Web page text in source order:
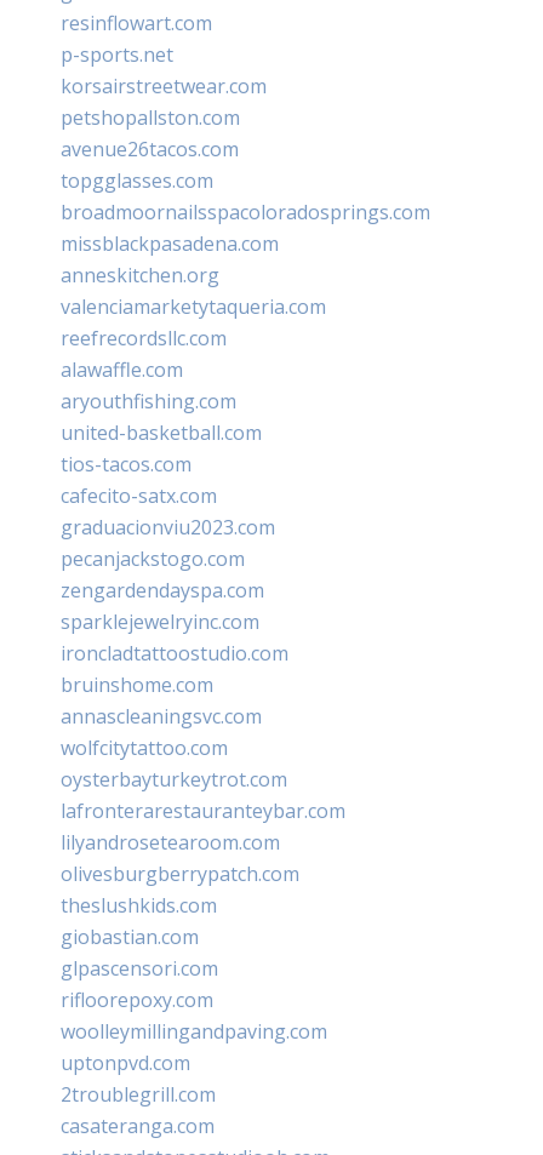
resinflowart.com
p-sports.net
korsairstreetwear.com
petshopallston.com
avenue26tacos.com
topgglasses.com
broadmoornailsspacoloradosprings.com
missblackpasadena.com
anneskitchen.org
valenciamarketytaqueria.com
reefrecordsllc.com
alawaffle.com
aryouthfishing.com
united-basketball.com
tios-tacos.com
cafecito-satx.com
graduacionviu2023.com
pecanjackstogo.com
zengardendayspa.com
sparklejewelryinc.com
ironcladtattoostudio.com
bruinshome.com
annascleaningsvc.com
wolfcitytattoo.com
oysterbayturkeytrot.com
lafronterarestauranteybar.com
lilyandrosetearoom.com
olivesburgberrypatch.com
theslushkids.com
giobastian.com
glpascensori.com
rifloorepoxy.com
woolleymillingandpaving.com
uptonpvd.com
2troublegrill.com
casateranga.com